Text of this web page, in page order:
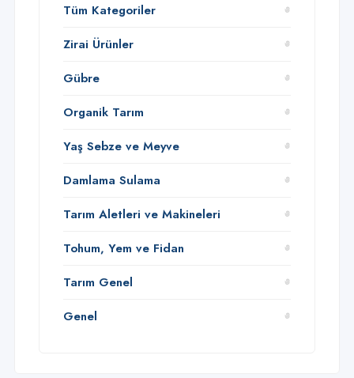
Tüm Kategoriler
Zirai Ürünler
Gübre
Organik Tarım
Yaş Sebze ve Meyve
Damlama Sulama
Tarım Aletleri ve Makineleri
Tohum, Yem ve Fidan
Tarım Genel
Genel